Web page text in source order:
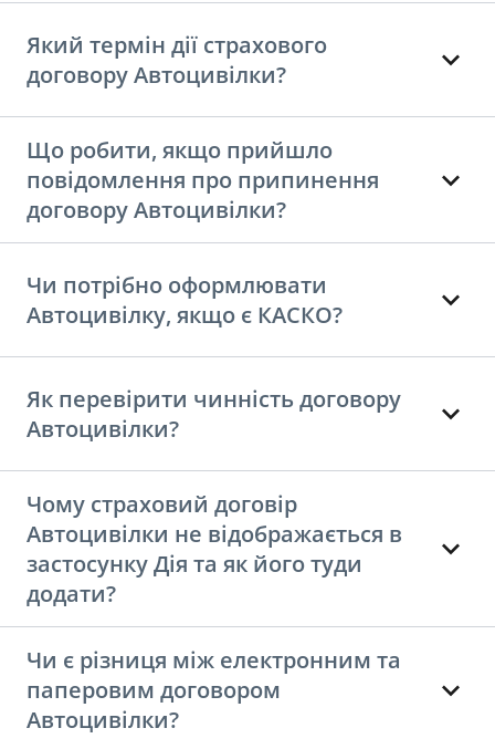
Який термін дії страхового
договору Автоцивілки?
Що робити, якщо прийшло
повідомлення про припинення
договору Автоцивілки?
Чи потрібно оформлювати
Автоцивілку, якщо є КАСКО?
Як перевірити чинність договору
Автоцивілки?
Чому страховий договір
Автоцивілки не відображається в
застосунку Дія та як його туди
додати?
Чи є різниця між електронним та
паперовим договором
Автоцивілки?